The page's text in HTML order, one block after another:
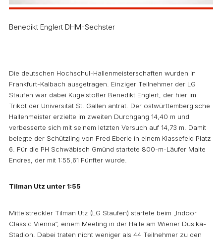
Benedikt Englert DHM-Sechster
Die deutschen Hochschul-Hallenmeisterschaften wurden in
Frankfurt-Kalbach ausgetragen. Einziger Teilnehmer der LG
Staufen war dabei Kugelstoßer Benedikt Englert, der hier im
Trikot der Universität St. Gallen antrat. Der ostwürttembergische
Hallenmeister erzielte im zweiten Durchgang 14,40 m und
verbesserte sich mit seinem letzten Versuch auf 14,73 m. Damit
belegte der Schützling von Fred Eberle in einem Klassefeld Platz
6. Für die PH Schwäbisch Gmünd startete 800-m-Läufer Malte
Endres, der mit 1:55,61 Fünfter wurde.
Tilman Utz unter 1:55
Mittelstreckler Tilman Utz (LG Staufen) startete beim „Indoor
Classic Vienna“, einem Meeting in der Halle am Wiener Dusika-
Stadion. Dabei traten nicht weniger als 44 Teilnehmer zu den